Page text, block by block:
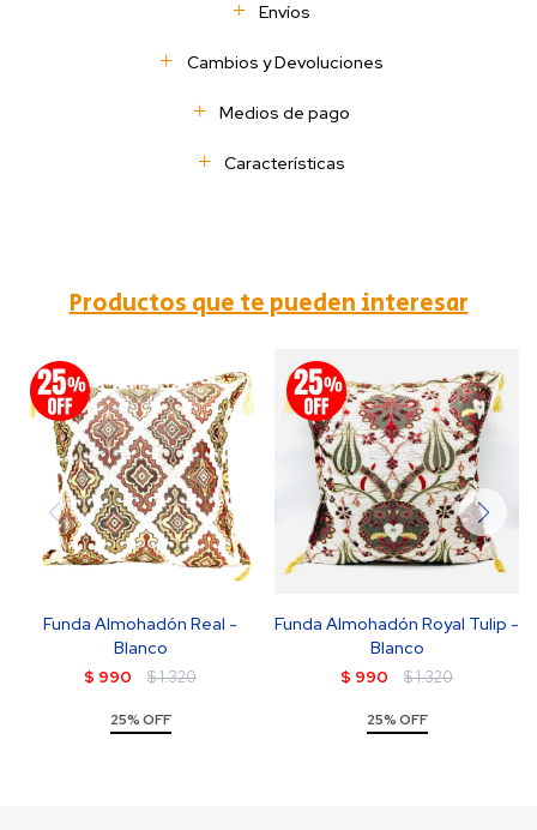
Envíos
Cambios y Devoluciones
Medios de pago
Características
Productos que te pueden interesar
Funda Almohadón Real -
Blanco
$ 990 $1.320
25% OFF
Funda Almohadón Royal Tulip -
Blanco
$ 990 $1.320
25% OFF